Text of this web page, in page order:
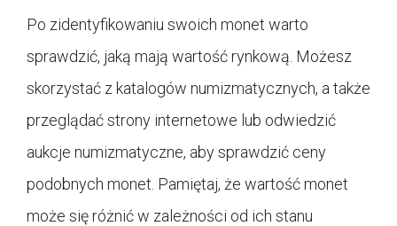
Po zidentyfikowaniu swoich monet warto
sprawdzić, jaką mają wartość rynkową. Możesz
skorzystać z katalogów numizmatycznych, a także
przeglądać strony internetowe lub odwiedzić
aukcje numizmatyczne, aby sprawdzić ceny
podobnych monet. Pamiętaj, że wartość monet
może się różnić w zależności od ich stanu